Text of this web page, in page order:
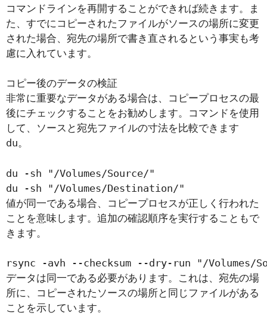
コマンドラインを再開することができれば続きます。ま
た、すでにコピーされたファイルがソースの場所に変更
された場合、宛先の場所で書き直されるという事実も考
慮に入れています。
コピー後のデータの検証
非常に重要なデータがある場合は、コピープロセスの最
後にチェックすることをお勧めします。コマンドを使用
して、ソースと宛先ファイルの寸法を比較できます
du。
du -sh "/Volumes/Source/"
du -sh "/Volumes/Destination/"
値が同一である場合、コピープロセスが正しく行われた
ことを意味します。追加の確認順序を実行することもで
きます。
rsync -avh --checksum --dry-run "/Volumes/
データは同一である必要があります。これは、宛先の場
所に、コピーされたソースの場所と同じファイルがある
ことを示しています。